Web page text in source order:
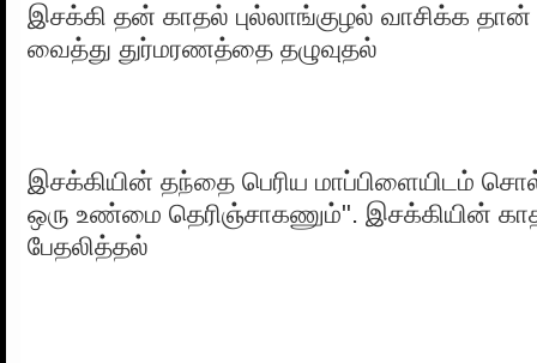
இசக்கி தன் காதல் புல்லாங்குழல் வாசிக்க தான்
வைத்து துர்மரணத்தை தழுவுதல்
இசக்கியின் தந்தை பெரிய மாப்பிளையிடம்
ஒரு உண்மை தெரிஞ்சாகணும்". இசக்கியின்
பேதலித்தல்